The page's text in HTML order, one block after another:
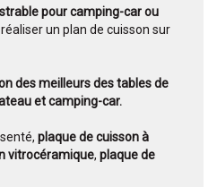
pour camping-car ou
un plan de cuisson sur
des meilleurs des tables de
et camping-car.
plaque de cuisson à
vitrocéramique, plaque de